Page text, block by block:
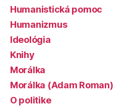
Humanistická pomoc
Humanizmus
Ideológia
Knihy
Morálka
Morálka (Adam Roman)
O politike